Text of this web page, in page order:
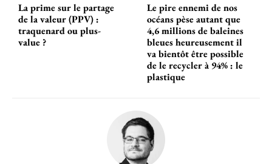
La prime sur le partage
de la valeur (PPV) :
traquenard ou plus-
value ?
Le pire ennemi de nos
océans pèse autant que
4,6 millions de baleines
bleues heureusement il
va bientôt être possible
de le recycler à 94% : le
plastique